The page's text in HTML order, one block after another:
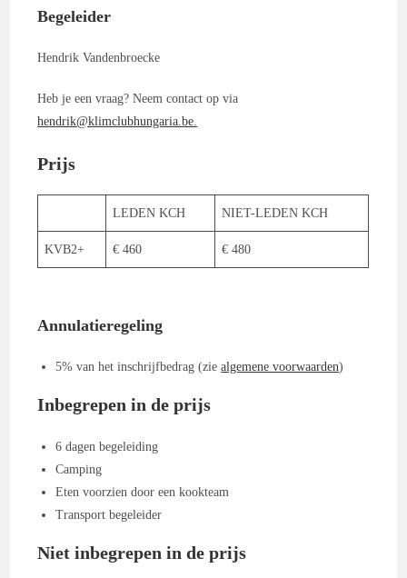
Begeleider
Hendrik Vandenbroecke
Heb je een vraag? Neem contact op via
hendrik@klimclubhungaria.be.
Prijs
LEDEN KCH NIET-LEDEN KCH
KVB2+ € 460 € 480
Annulatieregeling
5% van het inschrijfbedrag (ziealgemene voorwaarden)
Inbegrepen in de prijs
6 dagen begeleiding
Camping
Eten voorzien door een kookteam
Transport begeleider
Niet inbegrepen in de prijs